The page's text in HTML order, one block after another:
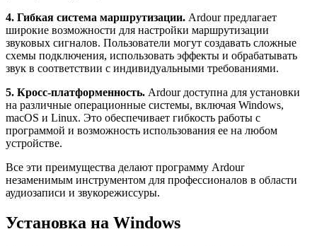
4. Гибкая система маршрутизации. Ardour предлагает
широкие возможности для настройки маршрутизации
звуковых сигналов. Пользователи могут создавать сложные
схемы подключения, использовать эффекты и обрабатывать
звук в соответствии с индивидуальными требованиями.
5. Кросс-платформенность. Ardour доступна для установки
на различные операционные системы, включая Windows,
macOS и Linux. Это обеспечивает гибкость работы с
программой и возможность использования ее на любом
устройстве.
Все эти преимущества делают программу Ardour
незаменимым инструментом для профессионалов в области
аудиозаписи и звукорежиссуры.
Установка на Windows